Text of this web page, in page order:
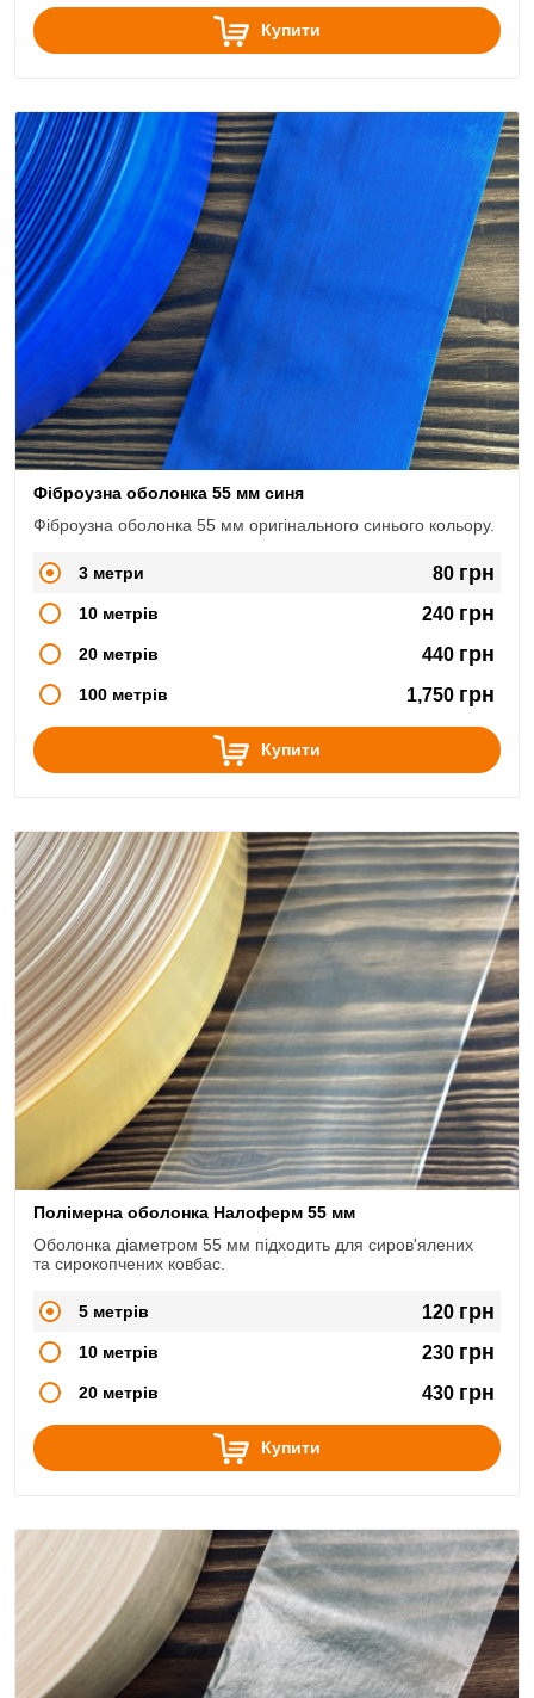
Купити
Фіброузна оболонка 55 мм синя
Фіброузна оболонка 55 мм оригінального синього кольору.
3 метри 80 грн
10 метрів 240 грн
20 метрів 440 грн
100 метрів 1,750 грн
Купити
Полімерна оболонка Налоферм 55 мм
Оболонка діаметром 55 мм підходить для сиров'ялених
та сирокопчених ковбас.
5 метрів 120 грн
10 метрів 230 грн
20 метрів 430 грн
Купити